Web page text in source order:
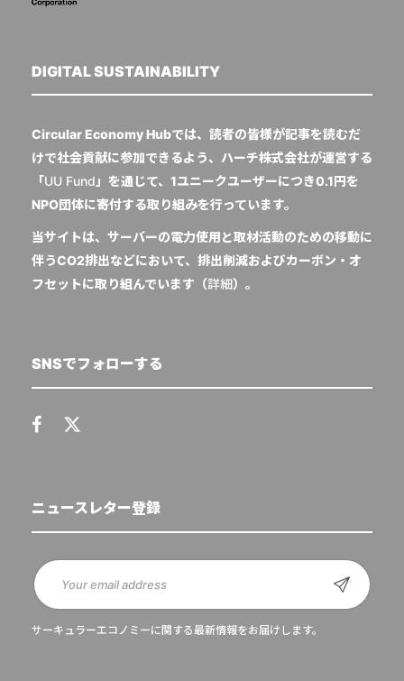
DIGITAL SUSTAINABILITY
Circular Economy Hubでは、読者の皆様が記事を読むだ
けで社会貢献に参加できるよう、ハーチ株式会社が運営する
「UU Fund 」を通じて、1ユニークユーザーにつき0.1円を
NPO団体に寄付する取り組みを行っています。
当サイトは、サーバーの電力使用と取材活動のための移動に
伴うCO2排出などにおいて、排出削減およびカーボン・オ
フセットに取り組んでいます（詳細）。
SNSでフォローする
ニュースレター登録
サーキュラーエコノミーに関する最新情報をお届けします。